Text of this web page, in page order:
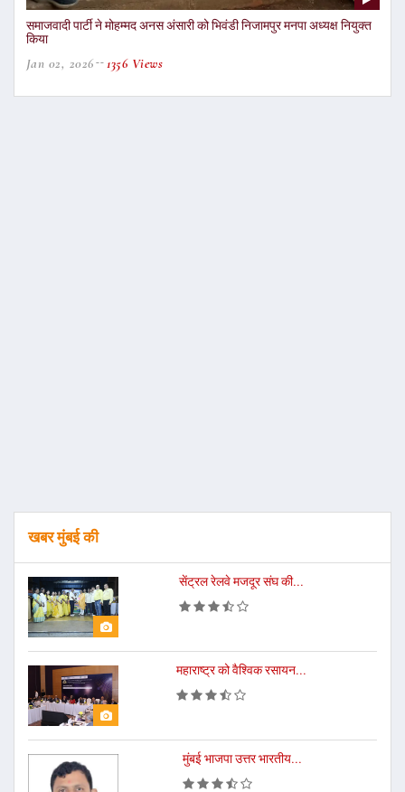
समाजवादी पार्टी ने मोहम्मद अनस अंसारी को भिवंडी निजामपुर मनपा अध्यक्ष नियुक्त
किया
Jan 02, 2026 1356 Views
खबर मुंबई की
सेंट्रल रेलवे मजदूर संघ की...
महाराष्ट्र को वैश्विक रसायन...
मुंबई भाजपा उत्तर भारतीय...